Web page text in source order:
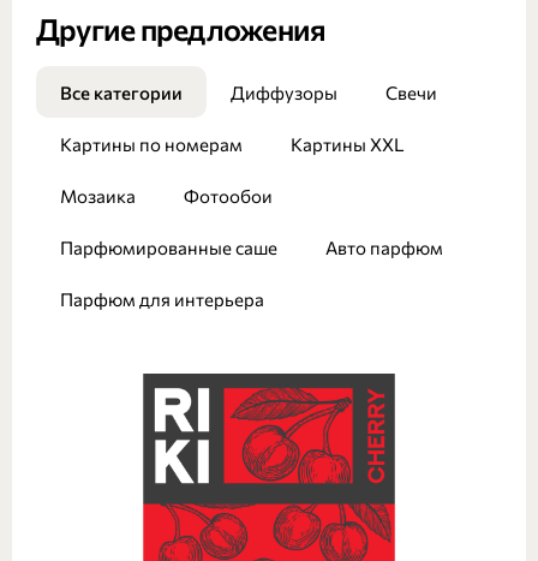
Другие предложения
Все категории Диффузоры Свечи
Картины по номерам Картины XXL
Мозаика Фотообои
Парфюмированные саше Авто парфюм
Парфюм для интерьера